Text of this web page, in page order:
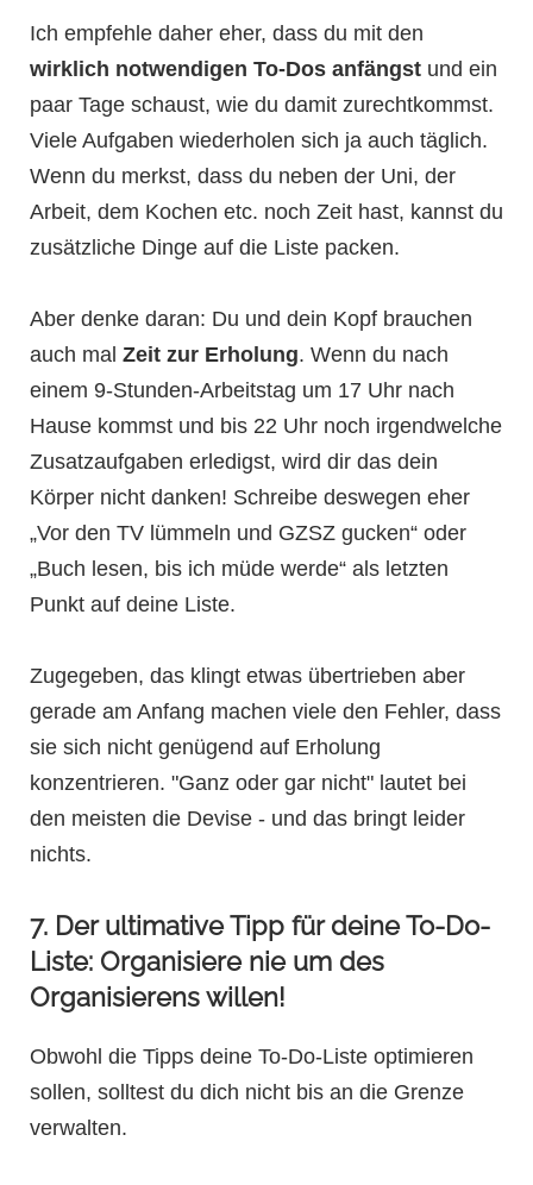
Ich empfehle daher eher, dass du mit den
wirklich notwendigen To-Dos anfängst und ein
paar Tage schaust, wie du damit zurechtkommst.
Viele Aufgaben wiederholen sich ja auch täglich.
Wenn du merkst, dass du neben der Uni, der
Arbeit, dem Kochen etc. noch Zeit hast, kannst du
zusätzliche Dinge auf die Liste packen.
Aber denke daran: Du und dein Kopf brauchen
auch mal Zeit zur Erholung. Wenn du nach
einem 9-Stunden-Arbeitstag um 17 Uhr nach
Hause kommst und bis 22 Uhr noch irgendwelche
Zusatzaufgaben erledigst, wird dir das dein
Körper nicht danken! Schreibe deswegen eher
„Vor den TV lümmeln und GZSZ gucken“ oder
„Buch lesen, bis ich müde werde“ als letzten
Punkt auf deine Liste.
Zugegeben, das klingt etwas übertrieben aber
gerade am Anfang machen viele den Fehler, dass
sie sich nicht genügend auf Erholung
konzentrieren. "Ganz oder gar nicht" lautet bei
den meisten die Devise - und das bringt leider
nichts.
7. Der ultimative Tipp für deine To-Do-
Liste: Organisiere nie um des
Organisierens willen!
Obwohl die Tipps deine To-Do-Liste optimieren
sollen, solltest du dich nicht bis an die Grenze
verwalten.